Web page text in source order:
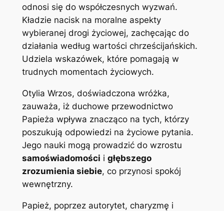
odnosi się do współczesnych wyzwań.
Kładzie nacisk na moralne aspekty
wybieranej drogi życiowej, zachęcając do
działania według wartości chrześcijańskich.
Udziela wskazówek, które pomagają w
trudnych momentach życiowych.
Otylia Wrzos, doświadczona wróżka,
zauważa, iż duchowe przewodnictwo
Papieża wpływa znacząco na tych, którzy
poszukują odpowiedzi na życiowe pytania.
Jego nauki mogą prowadzić do wzrostu
samoświadomości i głębszego
zrozumienia siebie, co przynosi spokój
wewnętrzny.
Papież, poprzez autorytet, charyzmę i